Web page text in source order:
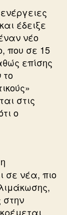
έδειξε
νέο
που σε 15
επίσης
το
στις
ο
η
σε νέα, πιο
στην